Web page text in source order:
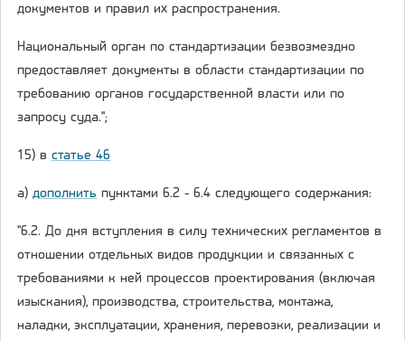
документов и правил их распространения.
Национальный орган по стандартизации безвозмездно
предоставляет документы в области стандартизации по
требованию органов государственной власти или по
запросу суда.";
15) в статье 46
а) дополнить пунктами 6.2 - 6.4 следующего содержания:
"6.2. До дня вступления в силу технических регламентов в
отношении отдельных видов продукции и связанных с
требованиями к ней процессов проектирования (включая
изыскания), производства, строительства, монтажа,
наладки, эксплуатации, хранения, перевозки, реализации и